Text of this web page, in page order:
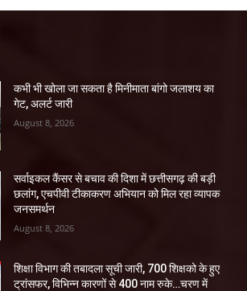
कभी भी खोला जा सकता है मिनीमाता बांगो जलाशय का
गेट, अलर्ट जारी
August 8, 2026
सर्वाइकल कैंसर से बचाव की दिशा में छत्तीसगढ़ की बड़ी
छलांग, एचपीवी टीकाकरण अभियान को मिल रहा व्यापक
जनसमर्थन
August 8, 2026
शिक्षा विभाग की तबादला सूची जारी, 700 शिक्षको के हुए
ट्रांसफर, विभिन्न कारणों से 400 नाम रुके…चरण में